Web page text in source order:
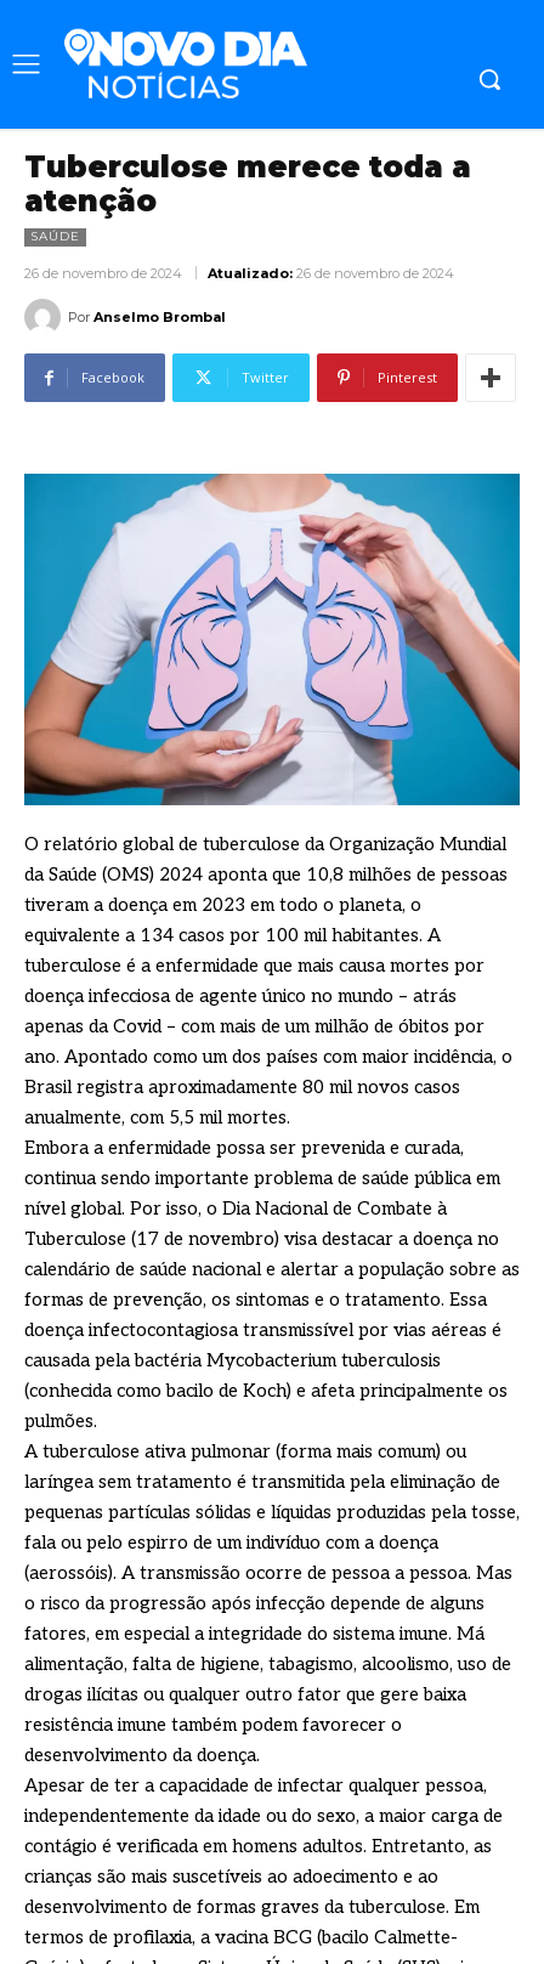
Tuberculose merece toda a
atenção
SAÚDE
26 de novembro de 2024 Atualizado: 26 de novembro de 2024
Por Anselmo Brombal
Facebook Twitter Pinterest
O relatório global de tuberculose da Organização Mundial
da Saúde (OMS) 2024 aponta que 10,8 milhões de pessoas
tiveram a doença em 2023 em todo o planeta, o
equivalente a 134 casos por 100 mil habitantes. A
tuberculose é a enfermidade que mais causa mortes por
doença infecciosa de agente único no mundo – atrás
apenas da Covid – com mais de um milhão de óbitos por
ano. Apontado como um dos países com maior incidência, o
Brasil registra aproximadamente 80 mil novos casos
anualmente, com 5,5 mil mortes.
Embora a enfermidade possa ser prevenida e curada,
continua sendo importante problema de saúde pública em
nível global. Por isso, o Dia Nacional de Combate à
Tuberculose (17 de novembro) visa destacar a doença no
calendário de saúde nacional e alertar a população sobre as
formas de prevenção, os sintomas e o tratamento. Essa
doença infectocontagiosa transmissível por vias aéreas é
causada pela bactéria Mycobacterium tuberculosis
(conhecida como bacilo de Koch) e afeta principalmente os
pulmões.
A tuberculose ativa pulmonar (forma mais comum) ou
laríngea sem tratamento é transmitida pela eliminação de
pequenas partículas sólidas e líquidas produzidas pela tosse,
fala ou pelo espirro de um indivíduo com a doença
(aerossóis). A transmissão ocorre de pessoa a pessoa. Mas
o risco da progressão após infecção depende de alguns
fatores, em especial a integridade do sistema imune. Má
alimentação, falta de higiene, tabagismo, alcoolismo, uso de
drogas ilícitas ou qualquer outro fator que gere baixa
resistência imune também podem favorecer o
desenvolvimento da doença.
Apesar de ter a capacidade de infectar qualquer pessoa,
independentemente da idade ou do sexo, a maior carga de
contágio é verificada em homens adultos. Entretanto, as
crianças são mais suscetíveis ao adoecimento e ao
desenvolvimento de formas graves da tuberculose. Em
termos de profilaxia, a vacina BCG (bacilo Calmette-